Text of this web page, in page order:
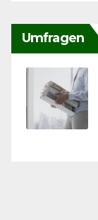
Umfragen